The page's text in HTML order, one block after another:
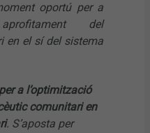
oportú per a
del
en el sí del sistema
a l’optimització
comunitari en
. S’aposta per